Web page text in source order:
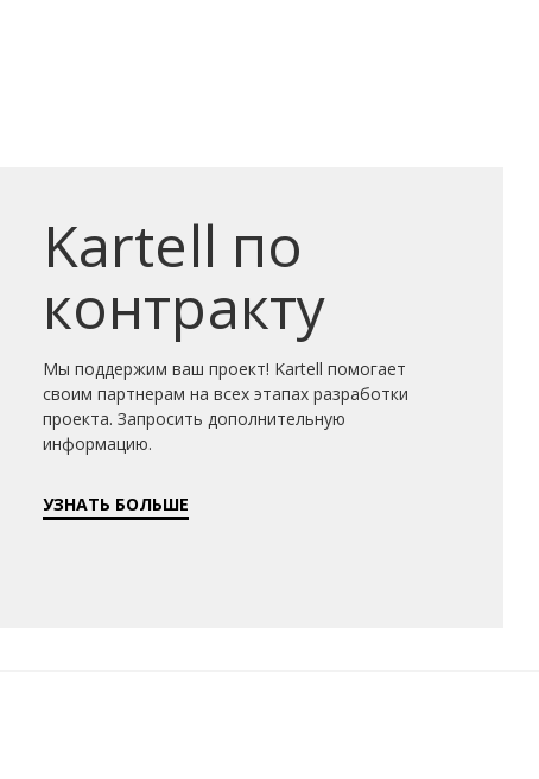
Kartell по
контракту
Мы поддержим ваш проект! Kartell помогает
своим партнерам на всех этапах разработки
проекта. Запросить дополнительную
информацию.
УЗНАТЬ БОЛЬШЕ